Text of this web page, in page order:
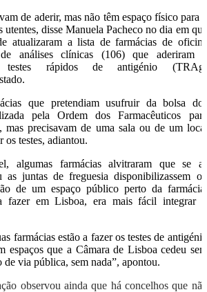
de aderir, mas não têm espaço físico para a
utentes, disse Manuela Pacheco no dia em que
atualizaram a lista de farmácias de oficina
análises clínicas (106) que aderiram à
testes rápidos de antigénio (TRAg)
que pretendiam usufruir da bolsa dos
pela Ordem dos Farmacêuticos para
mas precisavam de uma sala ou de um local
os testes, adiantou.
algumas farmácias alvitraram que se as
as juntas de freguesia disponibilizassem ou
de um espaço público perto da farmácia,
fazer em Lisboa, era mais fácil integrar o
farmácias estão a fazer os testes de antigénio
espaços que a Câmara de Lisboa cedeu sem
de via pública, sem nada”, apontou.
observou ainda que há concelhos que não